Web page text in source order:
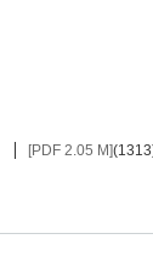
[PDF 2.05 M](1313